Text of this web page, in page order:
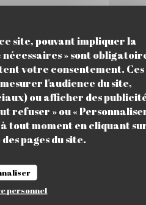
site, pouvant impliquer la
» sont
votre consentement. Ces
l'audience du site,
ou afficher des
refuser » ou «
tout moment en cliquant
pages du site.
personnel
!